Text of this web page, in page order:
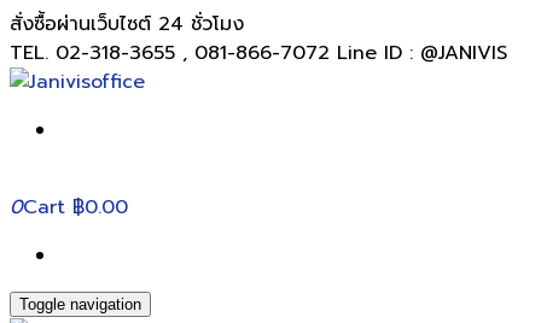
สั่งซื้อผ่านเว็บไซต์ 24 ชั่วโมง
TEL. 02-318-3655 , 081-866-7072 Line ID : @JANIVIS
0Cart ฿0.00
Toggle navigation